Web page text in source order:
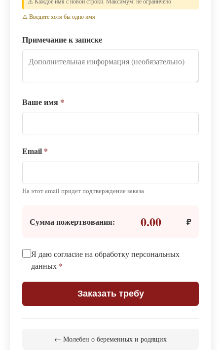
⚠️ Введите хотя бы одно имя
Примечание к записке
Ваше имя *
Email *
На этот email придет подтверждение заказа
Сумма пожертвования: 0.00 ₽
Я даю согласие на обработку персональных
данных *
Заказать требу
← Молебен о беременных и родящих